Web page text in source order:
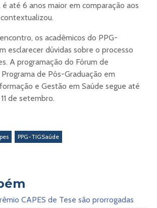
até 6 anos maior em comparação aos
os acadêmicos do PPG-
esclarecer dúvidas sobre o processo
A programação do Fórum de
de Pós-Graduação em
e Gestão em Saúde segue até
de setembro.
PPG-TIGSaúde
CAPES de Tese são prorrogadas